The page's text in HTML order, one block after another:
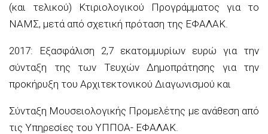
(και τελικού) Κτιριολογικού Προγράμματος για το
ΝΑΜΣ, μετά από σχετική πρόταση της ΕΦΑΛΑΚ.
2017: Εξασφάλιση 2,7 εκατομμυρίων ευρώ για την
σύνταξη της των Τευχών Δημοπράτησης για την
προκήρυξη του Αρχιτεκτονικού Διαγωνισμού και
Σύνταξη Μουσειολογικής Προμελέτης με ανάθεση από
τις Υπηρεσίες του ΥΠΠΟΑ- ΕΦΑΛΑΚ.